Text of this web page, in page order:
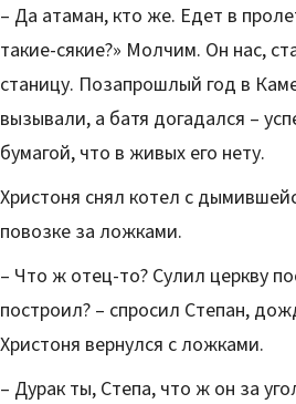
– Да атаман, кто же. Едет в
такие-сякие?» Молчим. Он нас,
станицу. Позапрошлый год в
вызывали, а батя догадался –
бумагой, что в живых его нету.
Христоня снял котел с
повозке за ложками.
– Что ж отец-то? Сулил церкву
построил? – спросил Степан,
Христоня вернулся с ложками.
– Дурак ты, Степа, что ж он за